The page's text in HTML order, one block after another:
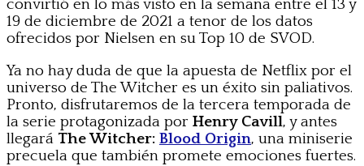
convirtió en lo más visto en la semana entre el 13 y
19 de diciembre de 2021 a tenor de los datos
ofrecidos por Nielsen en su Top 10 de SVOD.
Ya no hay duda de que la apuesta de Netflix por el
universo de The Witcher es un éxito sin paliativos.
Pronto, disfrutaremos de la tercera temporada de
la serie protagonizada por Henry Cavill, y antes
llegará The Witcher: Blood Origin, una miniserie
precuela que también promete emociones fuertes.